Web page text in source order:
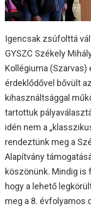
Igencsak zsúfolttá
GYSZC Székely
Kollégiuma (Szarvas)
érdeklődővel bővült
kihasználtsággal
tartottuk
idén nem a
rendeztünk meg a
Alapítvány
köszönünk. Mindig
hogy a lehető
meg a 8. évfolyamos